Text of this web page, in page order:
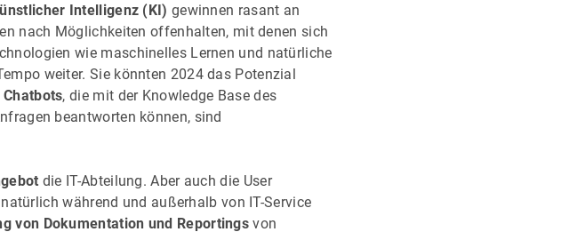
Intelligenz (KI) gewinnen rasant an
nach Möglichkeiten offenhalten, mit denen sich
wie maschinelles Lernen und natürliche
weiter. Sie könnten 2024 das Potenzial
, die mit der Knowledge Base des
beantworten können, sind
die IT-Abteilung. Aber auch die User
während und außerhalb von IT-Service
von Dokumentation und Reportings von